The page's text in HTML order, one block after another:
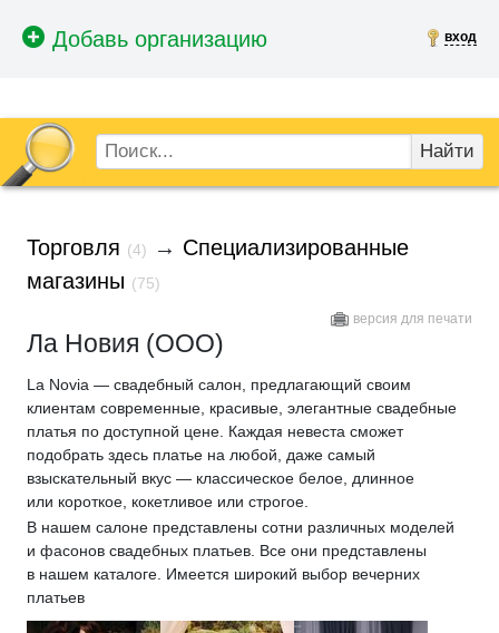
вход
Найти
Торговля (4) → Специализированные
магазины (75)
версия для печати
Ла Новия (ООО)
La Novia — свадебный салон, предлагающий своим
клиентам современные, красивые, элегантные свадебные
платья по доступной цене. Каждая невеста сможет
подобрать здесь платье на любой, даже самый
взыскательный вкус — классическое белое, длинное
или короткое, кокетливое или строгое.
В нашем салоне представлены сотни различных моделей
и фасонов свадебных платьев. Все они представлены
в нашем каталоге. Имеется широкий выбор вечерних
платьев